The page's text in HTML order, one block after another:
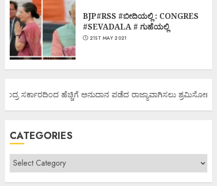
BJP#RSS #ಬೀದಿಯಲ್ಲಿ : CONGRES
#SEVADALA # ಗುಹೆಯಲ್ಲಿ
21ST MAY 2021
ಸರ್ಕಾರದಿಂದ ಹೆಚ್ಚಿಗೆ ಅನುದಾನ ಪಡೆದ ರಾಜ್ಯಾವಾಗಿಸಲು ಶ್ರಮಿಸೋಣ
CATEGORIES